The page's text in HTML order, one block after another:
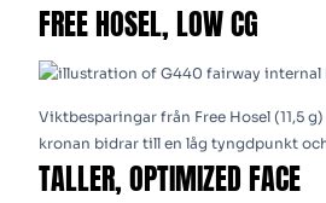
FREE HOSEL, LOW CG
Viktbesparingar från Free Hosel (11,5
kronan bidrar till en låg tyngdpunkt
TALLER, OPTIMIZED FACE